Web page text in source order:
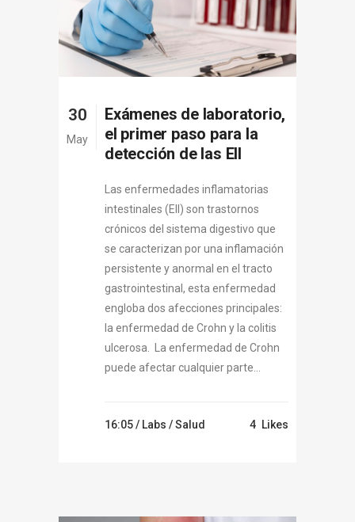
30
May
Exámenes de laboratorio,
el primer paso para la
detección de las EII
Las enfermedades inflamatorias
intestinales (EII) son trastornos
crónicos del sistema digestivo que
se caracterizan por una inflamación
persistente y anormal en el tracto
gastrointestinal, esta enfermedad
engloba dos afecciones principales:
la enfermedad de Crohn y la colitis
ulcerosa. La enfermedad de Crohn
puede afectar cualquier parte...
16:05 / Labs /Salud 4 Likes